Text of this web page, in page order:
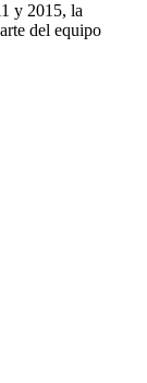
y 2015, la
del equipo